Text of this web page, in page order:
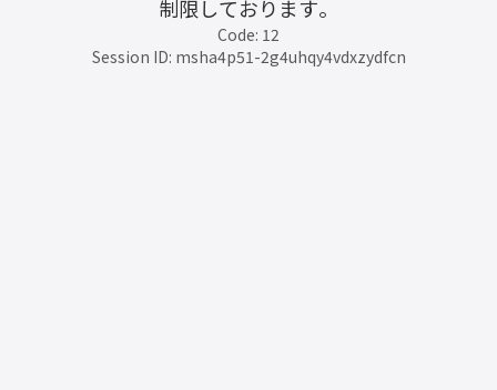
制限しております。
Code: 12
Session ID: msha4p51-2g4uhqy4vdxzydfcn